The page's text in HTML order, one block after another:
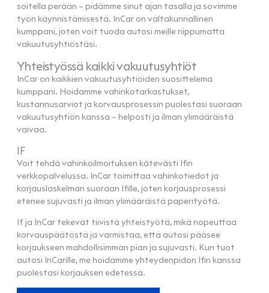
soitella perään – pidämme sinut ajan tasalla ja sovimme
työn käynnistämisestä. InCar on valtakunnallinen
kumppani, joten voit tuoda autosi meille riippumatta
vakuutusyhtiöstäsi.
Yhteistyössä kaikki vakuutusyhtiöt
InCar on kaikkien vakuutusyhtiöiden suosittelema
kumppani. Hoidamme vahinkotarkastukset,
kustannusarviot ja korvausprosessin puolestasi suoraan
vakuutusyhtiön kanssa – helposti ja ilman ylimääräistä
vaivaa.
IF
Voit tehdä vahinkoilmoituksen kätevästi Ifin
verkkopalvelussa. InCar toimittaa vahinkotiedot ja
korjauslaskelman suoraan Ifille, joten korjausprosessi
etenee sujuvasti ja ilman ylimääräistä paperityötä.
If ja InCar tekevät tiivistä yhteistyötä, mikä nopeuttaa
korvauspäätöstä ja varmistaa, että autosi pääsee
korjaukseen mahdollisimman pian ja sujuvasti. Kun tuot
autosi InCarille, me hoidamme yhteydenpidon Ifin kanssa
puolestasi korjauksen edetessä.